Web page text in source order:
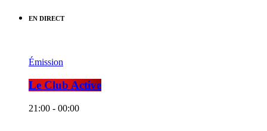
EN DIRECT
Émission
Le Club Active
21:00 - 00:00